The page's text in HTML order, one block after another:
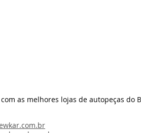
as melhores lojas de autopeças do